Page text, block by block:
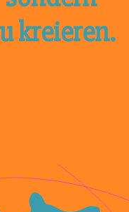
kreieren.